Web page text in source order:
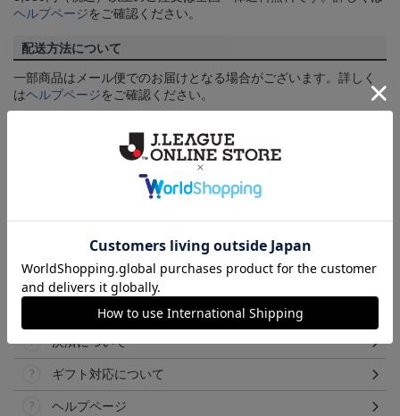
ヘルプページをご確認ください。
配送方法について
一部商品はメール便でのお届けとなる場合がございます。詳しく
はヘルプページをご確認ください。
【カラーについて】
商品画像は、お使いのパソコンのモニターおよびスマートフォン
のメーカー・機種・画面設定等により、実際の商品の色と異なっ
【仕様について】
取り扱い商品によっては、パッケージやデザインなどの仕様が予
告なく変更になることがございます。
決済について
ギフト対応について
ヘルプページ